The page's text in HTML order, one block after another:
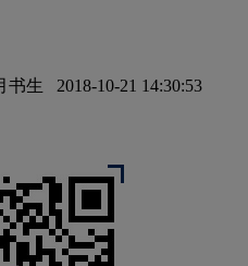
生 2018-10-21 14:30:53